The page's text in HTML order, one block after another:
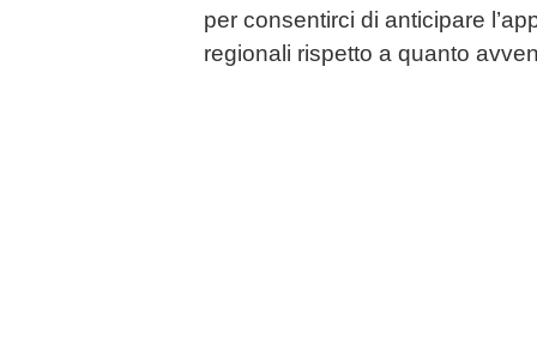
per consentirci di anticipare
regionali rispetto a quanto